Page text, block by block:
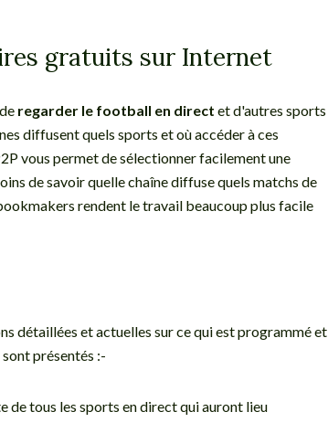
gratuits sur Internet
regarder le football en direct et d'autres sports
diffusent quels sports et où accéder à ces
vous permet de sélectionner facilement une
de savoir quelle chaîne diffuse quels matchs de
rendent le travail beaucoup plus facile
détaillées et actuelles sur ce qui est programmé et
présentés :-
de tous les sports en direct qui auront lieu